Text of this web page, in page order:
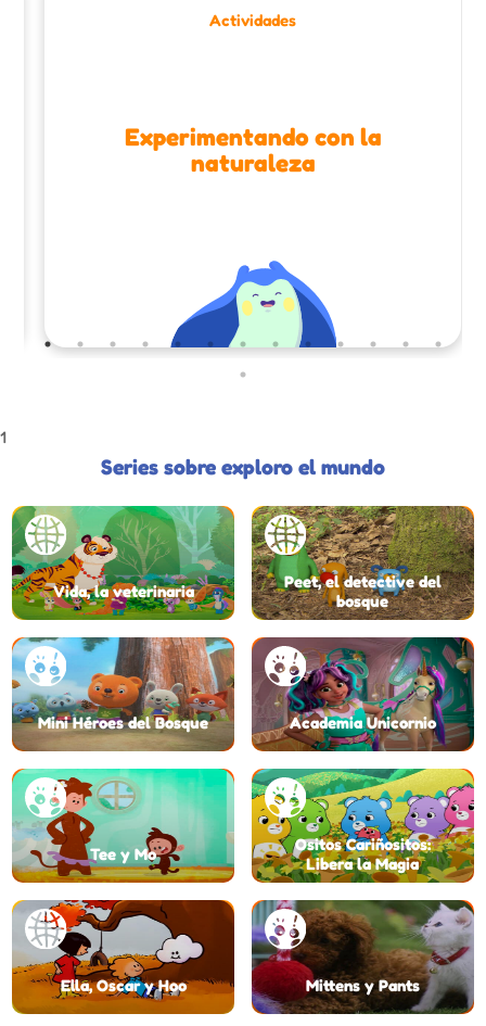
Actividades
Experimentando con la
naturaleza
1
Series sobre exploro el mundo
Vida, la veterinaria
Peet, el detective del
bosque
Mini Héroes del Bosque Academia Unicornio
Tee y Mo
Ositos Cariñositos:
Libera la Magia
Ella, Oscar y Hoo Mittens y Pants